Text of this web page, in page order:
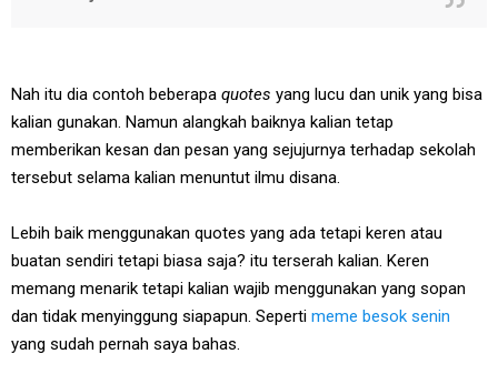
Nah itu dia contoh beberapa quotes yang lucu dan unik yang bisa
kalian gunakan. Namun alangkah baiknya kalian tetap
memberikan kesan dan pesan yang sejujurnya terhadap sekolah
tersebut selama kalian menuntut ilmu disana.
Lebih baik menggunakan quotes yang ada tetapi keren atau
buatan sendiri tetapi biasa saja? itu terserah kalian. Keren
memang menarik tetapi kalian wajib menggunakan yang sopan
dan tidak menyinggung siapapun. Seperti meme besok senin
yang sudah pernah saya bahas.